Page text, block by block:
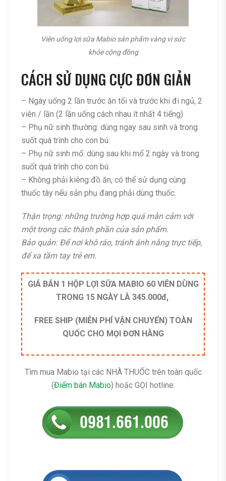
Viên uống lợi sữa Mabio sản phẩm vàng vì sức
khỏe cộng đồng
CÁCH SỬ DỤNG CỰC ĐƠN GIẢN
– Ngày uống 2 lần trước ăn tối và trước khi đi ngủ, 2
viên / lần (2 lần uống cách nhau ít nhất 4 tiếng)
– Phụ nữ sinh thường: dùng ngay sau sinh và trong
suốt quá trình cho con bú.
– Phụ nữ sinh mổ: dùng sau khi mổ 2 ngày và trong
suốt quá trình cho con bú.
– Không phải kiêng đồ ăn, có thể sử dụng cùng
thuốc tây nếu sản phụ đang phải dùng thuốc.
Thận trọng: những trường hợp quá mẫn cảm với
một trong các thành phần của sản phẩm.
Bảo quản: Để nơi khô ráo, tránh ánh nắng trực tiếp,
để xa tầm tay trẻ em.
GIÁ BÁN 1 HỘP LỢI SỮA MABIO 60 VIÊN DÙNG
TRONG 15 NGÀY LÀ 345.000đ,
FREE SHIP (MIỄN PHÍ VẬN CHUYỂN) TOÀN
QUỐC CHO MỌI ĐƠN HÀNG
Tìm mua Mabio tại các NHÀ THUỐC trên toàn quốc
(Điểm bán Mabio) hoặc GỌI hotline: